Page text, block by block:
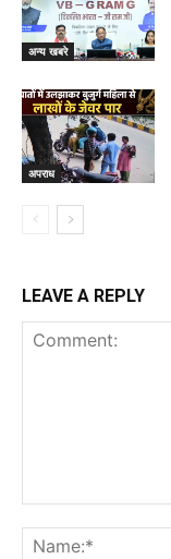
अन्य खबरे
अपराध
LEAVE A REPLY